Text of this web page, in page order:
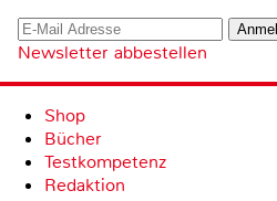
Newsletter abbestellen
Shop
Bücher
Testkompetenz
Redaktion